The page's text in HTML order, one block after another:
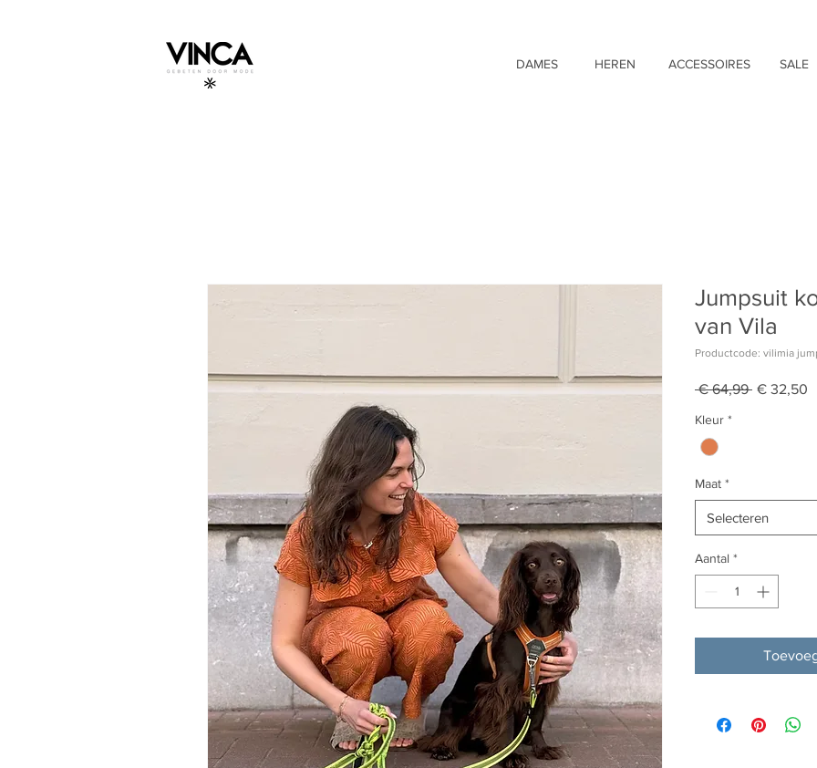
DAMES HEREN ACCESSOIRES SALE
Jumpsuit
van Vila
Productcode: vilimia
€ 64,99 Normale
€ 32,50
Kleur *
Maat *
Selecteren
Aantal *